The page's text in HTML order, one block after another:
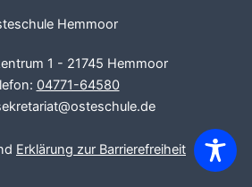
Hemmoor
1 - 21745 Hemmoor
04771-64580
Erklärung zur Barrierefreiheit